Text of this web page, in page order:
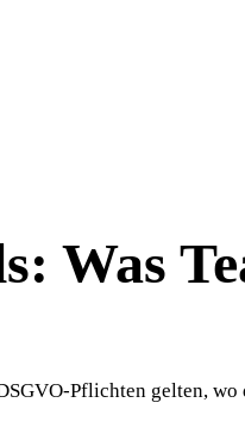
Was
Pflichten gelten, wo